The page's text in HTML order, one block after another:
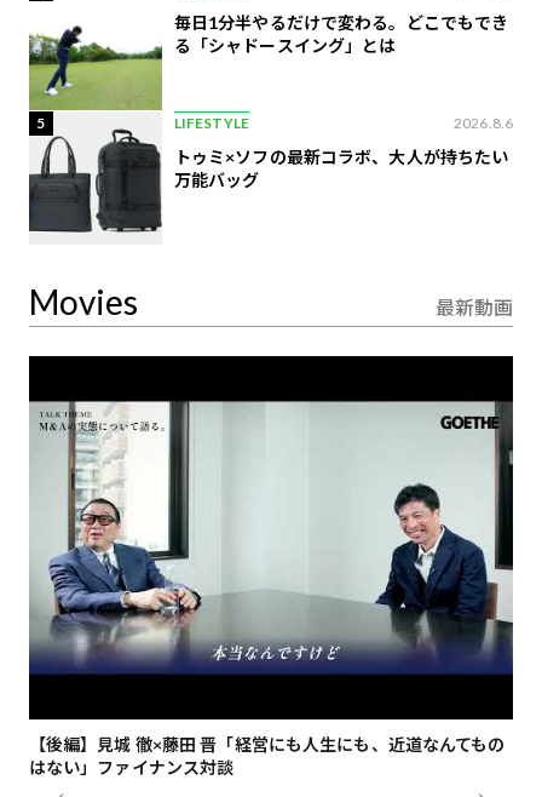
毎日1分半やるだけで変わる。どこでもでき
る「シャドースイング」とは
5 LIFESTYLE 2026.8.6
トゥミ×ソフの最新コラボ、大人が持ちたい
万能バッグ
Movies 最新動画
【後編】見城 徹×藤田 晋「経営にも人生にも、近道なんてもの
はない」ファイナンス対談